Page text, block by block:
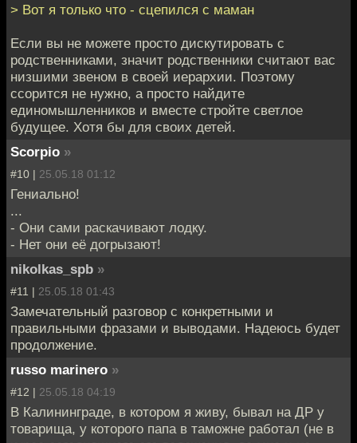
> Вот я только что - сцепился с маман
Если вы не можете просто дискутировать с
родственниками, значит родственники считают вас
низшими звеном в своей иерархии. Поэтому
ссорится не нужно, а просто найдите
единомышленников и вместе стройте светлое
будущее. Хотя бы для своих детей.
Scorpio »
#10 | 25.05.18 01:12
Гениально!
...
- Они сами раскачивают лодку.
- Нет они её догрызают!
nikolkas_spb »
#11 | 25.05.18 01:43
Замечательный разговор с конкретными и
правильными фразами и выводами. Надеюсь будет
продолжение.
russo marinero »
#12 | 25.05.18 04:19
В Калининграде, в котором я живу, бывал на ДР у
товарища, у которого папа в таможне работал (не в